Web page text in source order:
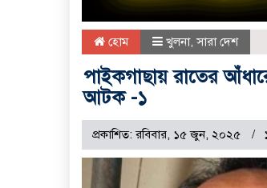
হোম খুলনা,সারা দেশ
পাইকগাছায় রাতের
আটক -১
প্রকাশিত: রবিবার, ১৫ জুন, ২০২৫